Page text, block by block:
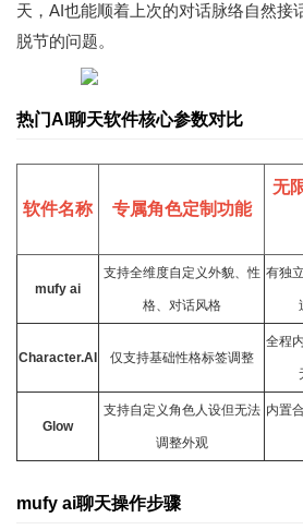
天，AI也能顺着上次的对话脉络自然接
脱节的问题。
热门AI聊天软件核心参数对比
软件名称 专属角色定制功能
无
mufy ai
支持全维度自定义外貌、性
格、对话风格
有独
Character.AI 仅支持基础性格标签调整
全程
Glow
支持自定义角色人设但无法
调整外观
内置
mufy ai聊天操作步骤